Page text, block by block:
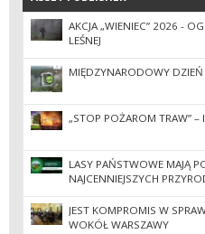
AKCJA „WIENIEC” 2026 -
LEŚNEJ
MIĘDZYNARODOWY
„STOP POŻAROM TRAW” –
LASY PAŃSTWOWE MAJĄ
NAJCENNIEJSZYCH
JEST KOMPROMIS W
WOKÓŁ WARSZAWY